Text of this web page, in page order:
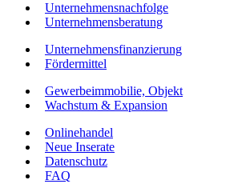
Unternehmensnachfolge
Unternehmensberatung
Unternehmensfinanzierung
Fördermittel
Gewerbeimmobilie, Objekt
Wachstum & Expansion
Onlinehandel
Neue Inserate
Datenschutz
FAQ